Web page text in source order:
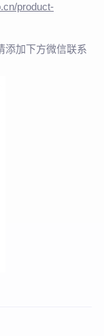
product-
添加下方微信联系